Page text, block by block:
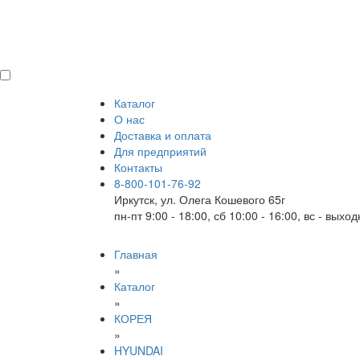
Каталог
О нас
Доставка и оплата
Для предприятий
Контакты
8-800-101-76-92
Иркутск, ул. Олега Кошевого 65г
пн-пт 9:00 - 18:00, сб 10:00 - 16:00, вс -
Главная
»
Каталог
»
КОРЕЯ
»
HYUNDAI